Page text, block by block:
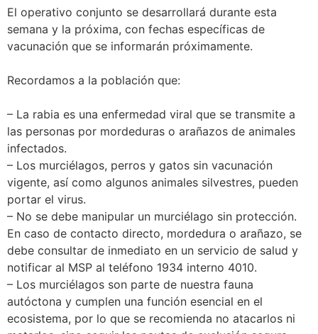
El operativo conjunto se desarrollará durante esta
semana y la próxima, con fechas específicas de
vacunación que se informarán próximamente.
Recordamos a la población que:
– La rabia es una enfermedad viral que se transmite a
las personas por mordeduras o arañazos de animales
infectados.
– Los murciélagos, perros y gatos sin vacunación
vigente, así como algunos animales silvestres, pueden
portar el virus.
– No se debe manipular un murciélago sin protección.
En caso de contacto directo, mordedura o arañazo, se
debe consultar de inmediato en un servicio de salud y
notificar al MSP al teléfono 1934 interno 4010.
– Los murciélagos son parte de nuestra fauna
autóctona y cumplen una función esencial en el
ecosistema, por lo que se recomienda no atacarlos ni